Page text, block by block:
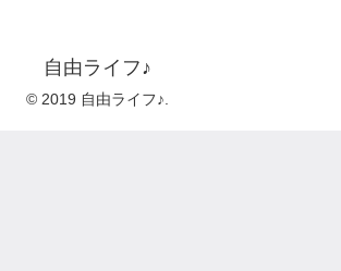
自由ライフ♪
© 2019 自由ライフ♪.